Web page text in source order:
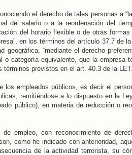
el derecho de tales personas a
del salario o a la reordenación del
del horario flexible o de otras formas
en los términos del artículo 37.7 de la
geográfica, “mediante el derecho
o categoría equivalente, que la empresa
términos previstos en el art. 40.3 de la LET.
empleados públicos, es decir el
remitiéndose a lo dispuesto en la
público), en materia de reducción o
empleo, con reconocimiento de
como he indicado con anterioridad,
de la actividad terrorista, su